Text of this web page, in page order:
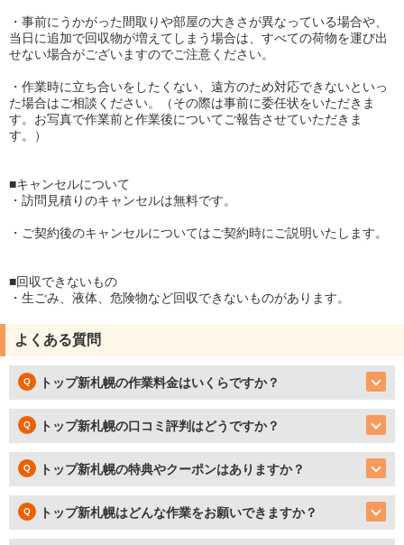
・事前にうかがった間取りや部屋の大きさが異なっている場合や、
当日に追加で回収物が増えてしまう場合は、すべての荷物を運び出
せない場合がございますのでご注意ください。
・作業時に立ち合いをしたくない、遠方のため対応できないといっ
た場合はご相談ください。（その際は事前に委任状をいただきま
す。お写真で作業前と作業後についてご報告させていただきま
す。）
■キャンセルについて
・訪問見積りのキャンセルは無料です。
・ご契約後のキャンセルについてはご契約時にご説明いたします。
■回収できないもの
・生ごみ、液体、危険物など回収できないものがあります。
よくある質問
トップ新札幌の作業料金はいくらですか？
トップ新札幌の口コミ評判はどうですか？
トップ新札幌の特典やクーポンはありますか？
トップ新札幌はどんな作業をお願いできますか？